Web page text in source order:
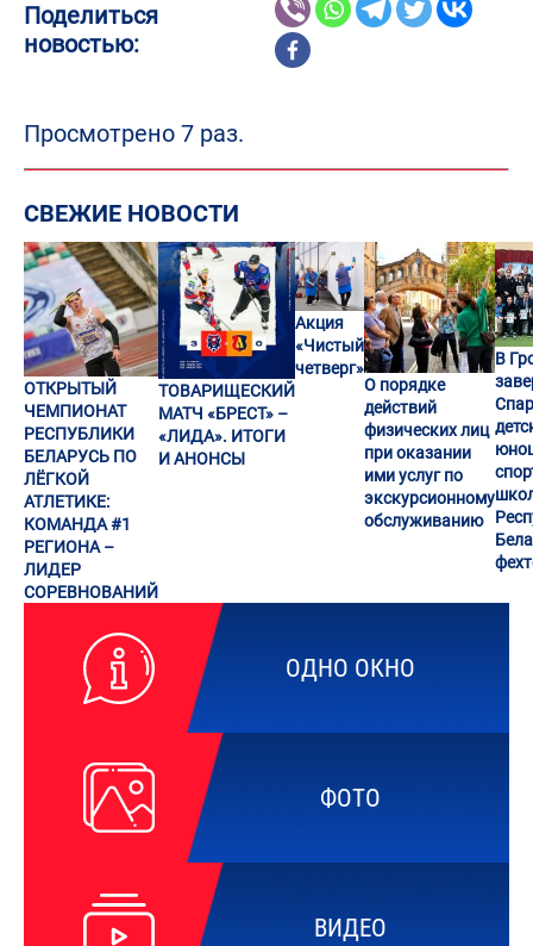
ОДНО ОКНО
ФОТО
ВИДЕО
Поделиться
новостью:
Просмотрено 7 раз.
СВЕЖИЕ НОВОСТИ
ОТКРЫТЫЙ
ЧЕМПИОНАТ
РЕСПУБЛИКИ
БЕЛАРУСЬ ПО
ЛЁГКОЙ
АТЛЕТИКЕ:
КОМАНДА #1
РЕГИОНА –
ЛИДЕР
СОРЕВНОВАНИЙ
ТОВАРИЩЕСКИЙ
МАТЧ «БРЕСТ» –
«ЛИДА». ИТОГИ
И АНОНСЫ
Акция
«Чистый
четверг»
О порядке
действий
физических лиц
при оказании
ими услуг по
экскурсионному
обслуживанию
В